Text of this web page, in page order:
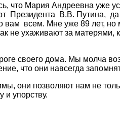
что Мария Андреевна
Президента В.В. Путина,
вам всем. Мне уже 89 лет,
не ухаживают за
своего дома. Мы молча
что они навсегда
они позволяют нам не
и упорству.